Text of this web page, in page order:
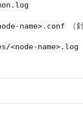
name>.conf （
name>.log